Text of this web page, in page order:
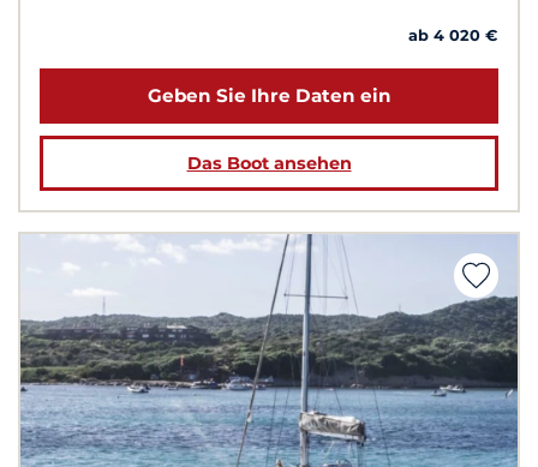
ab 4 020 €
Geben Sie Ihre Daten ein
Das Boot ansehen